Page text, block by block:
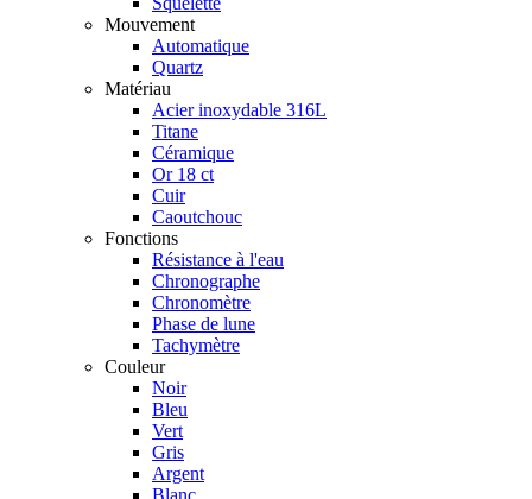
Mouvement
Automatique
Quartz
Matériau
Acier inoxydable 316L
Titane
Céramique
Or 18 ct
Cuir
Caoutchouc
Fonctions
Résistance à l'eau
Chronographe
Chronomètre
Phase de lune
Tachymètre
Couleur
Noir
Bleu
Vert
Gris
Argent
Blanc